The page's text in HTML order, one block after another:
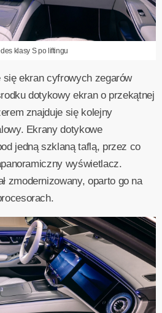
klasy S po liftingu
ekran cyfrowych zegarów
dotykowy ekran o przekątnej
znajduje się kolejny
Ekrany dotykowe
jedną szklaną taflą, przez co
wyświetlacz.
zmodernizowany, oparto go na